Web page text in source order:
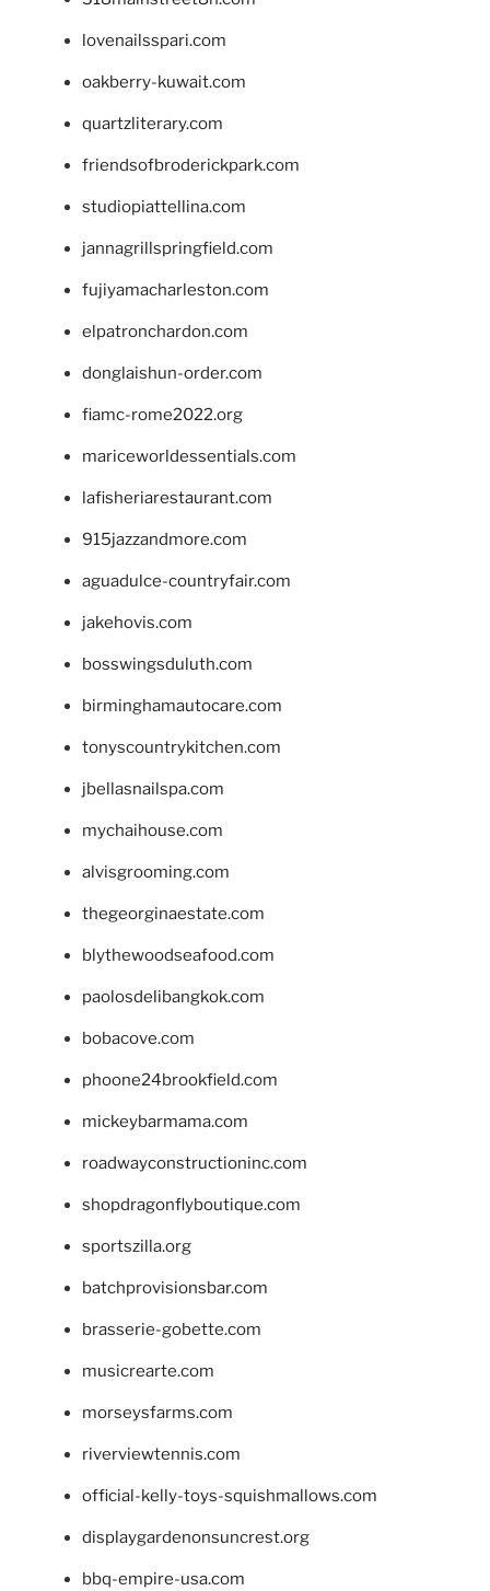
lovenailsspari.com
oakberry-kuwait.com
quartzliterary.com
friendsofbroderickpark.com
studiopiattellina.com
jannagrillspringfield.com
fujiyamacharleston.com
elpatronchardon.com
donglaishun-order.com
fiamc-rome2022.org
mariceworldessentials.com
lafisheriarestaurant.com
915jazzandmore.com
aguadulce-countryfair.com
jakehovis.com
bosswingsduluth.com
birminghamautocare.com
tonyscountrykitchen.com
jbellasnailspa.com
mychaihouse.com
alvisgrooming.com
thegeorginaestate.com
blythewoodseafood.com
paolosdelibangkok.com
bobacove.com
phoone24brookfield.com
mickeybarmama.com
roadwayconstructioninc.com
shopdragonflyboutique.com
sportszilla.org
batchprovisionsbar.com
brasserie-gobette.com
musicrearte.com
morseysfarms.com
riverviewtennis.com
official-kelly-toys-squishmallows.com
displaygardenonsuncrest.org
bbq-empire-usa.com